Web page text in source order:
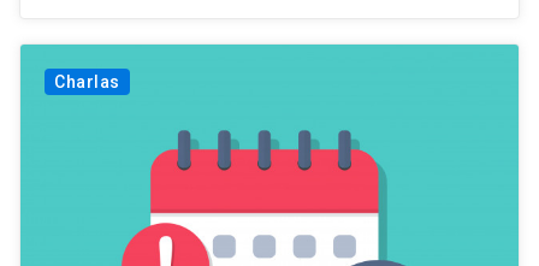
Charlas